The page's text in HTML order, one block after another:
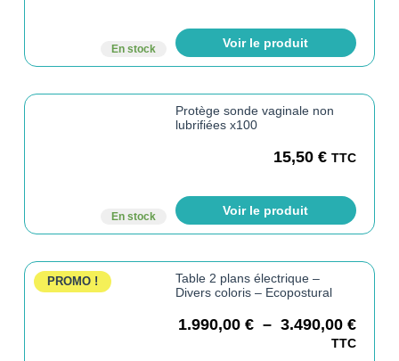
En stock Voir le produit
En stock
Protège sonde vaginale non
lubrifiées x100
15,50€ TTC
Voir le produit
PROMO !
Table 2 plans électrique –
Divers coloris – Ecopostural
1.990,00€ – 3.490,00€
TTC